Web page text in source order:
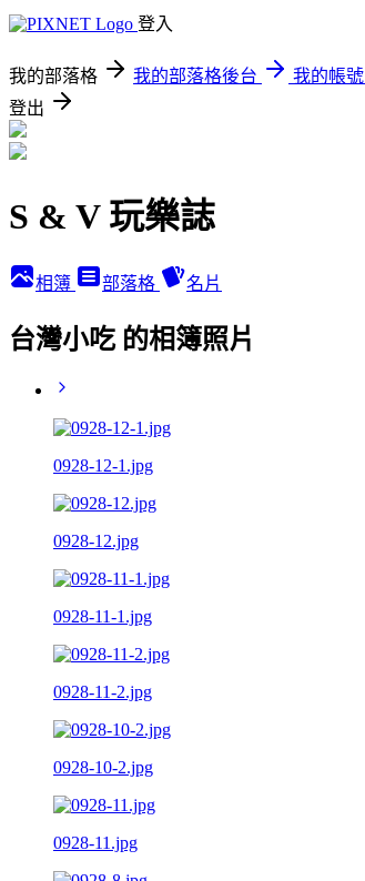
登入
我的部落格 我的部落格後台
我的帳號
登出
S & V 玩樂誌
相簿 部落格 名片
台灣小吃 的相簿照片
0928-12-1.jpg
0928-12.jpg
0928-11-1.jpg
0928-11-2.jpg
0928-10-2.jpg
0928-11.jpg